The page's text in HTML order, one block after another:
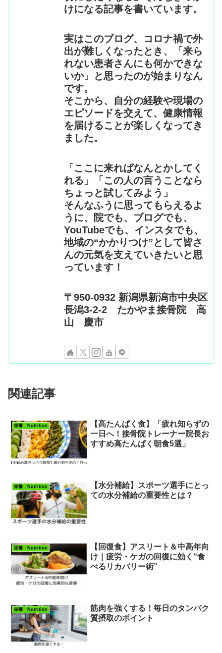
けになる記事を書いています。
実はこのブログ、コロナ禍で外
出が難しくなったとき、「来ら
れない患者さんにも何かできな
いか」と思ったのが始まりなん
です。
そこから、自分の経験や現場の
エピソードを交えて、健康情報
を届けることが楽しくなってき
ました。
「ここに来ればなんとかしてく
れる」「この人の言うことなら
ちょっと試してみよう」
そんなふうに思ってもらえるよ
うに、院でも、ブログでも、
YouTubeでも、インスタでも、
地域の“かかりつけ”として皆さ
んの元気を支えていきたいと思
っています！
〒950-0932 新潟県新潟市中央区
長潟3-2-2 たかやま接骨院 高
山 慶市
関連記事
栄養 Nutrition
【高たんぱく食】「疲れ知らずの
一日へ！接骨院トレーナー院長お
すすめ高たんぱく朝食5選」
栄養 Nutrition
【水分補給】スポーツ選手にとっ
ての水分補給の重要性とは？
栄養 Nutrition
【回復食】アスリート＆中高年向
け｜疲労・ケガの回復に効く“食
べるリカバリー術”
栄養 Nutrition
筋肉を強くする！毎日のタンパク
質摂取のポイント